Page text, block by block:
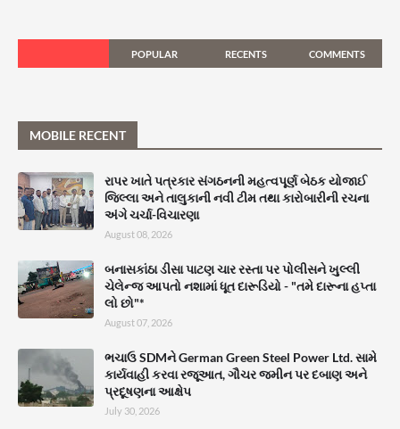
POPULAR RECENTS COMMENTS
MOBILE RECENT
રાપર ખાતે પત્રકાર સંગઠનની મહત્વપૂર્ણ બેઠક યોજાઈ
જિલ્લા અને તાલુકાની નવી ટીમ તથા કારોબારીની રચના
અંગે ચર્ચા-વિચારણા
August 08, 2026
બનાસકાંઠા ડીસા પાટણ ચાર રસ્તા પર પોલીસને ખુલ્લી
ચેલેન્જ આપતો નશામાં ધૂત દારૂડિયો - "તમે દારૂના હપ્તા
લો છો"*
August 07, 2026
ભચાઉ SDMને German Green Steel Power Ltd. સામે
કાર્યવાહી કરવા રજૂઆત, ગૌચર જમીન પર દબાણ અને
પ્રદૂષણના આક્ષેપ
July 30, 2026